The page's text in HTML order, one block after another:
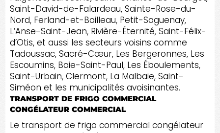
Saint-David-de-Falardeau, Sainte-Rose-du-
Nord, Ferland-et-Boilleau, Petit-Saguenay,
L’Anse-Saint-Jean, Rivière-Éternité, Saint-Félix-
d’Otis, et aussi les secteurs voisins comme
Tadoussac, Sacré-Cœur, Les Bergeronnes, Les
Escoumins, Baie-Saint-Paul, Les Éboulements,
Saint-Urbain, Clermont, La Malbaie, Saint-
Siméon et les municipalités avoisinantes.
TRANSPORT DE FRIGO COMMERCIAL
CONGÉLATEUR COMMERCIAL
Le transport de frigo commercial congélateur